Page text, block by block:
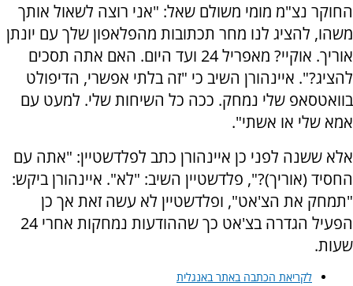
החוקר נצ"מ מומי משולם שאל: "אני רוצה לשאול אותך
משהו, להציג לנו מחר תכתובות מהפלאפון שלך עם יונתן
אוריך. אוקיי? מאפריל 24 ועד היום. האם אתה תסכים
להציג?". איינהורן השיב כי "זה בלתי אפשרי, הדיפולט
בוואטסאפ שלי נמחק. ככה כל השיחות שלי. למעט עם
אמא שלי או אשתי".
אלא ששנה לפני כן איינהורן כתב לפלדשטיין: "אתה עם
החסיד (אוריך)?", פלדשטיין השיב: "לא". איינהורן ביקש:
"תמחק את הצ'אט", ופלדשטיין לא עשה זאת אך כן
הפעיל הגדרה בצ'אט כך שההודעות נמחקות אחרי 24
שעות.
לקריאת הכתבה באתר באנגלית